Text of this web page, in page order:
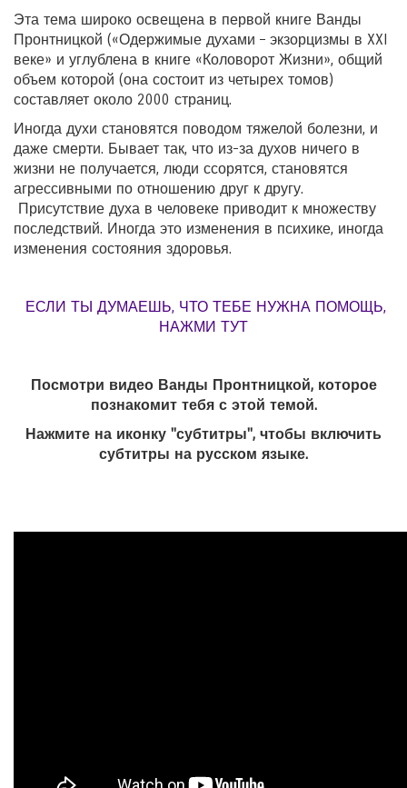
Эта тема широко освещена в первой книге Ванды
Пронтницкой («Одержимые духами – экзорцизмы в XXI
веке» и углублена в книге «Коловорот Жизни», общий
объем которой (она состоит из четырех томов)
составляет около 2000 страниц.
Иногда духи становятся поводом тяжелой болезни, и
даже смерти. Бывает так, что из-за духов ничего в
жизни не получается, люди ссорятся, становятся
агрессивными по отношению друг к другу.
Присутствие духа в человеке приводит к множеству
последствий. Иногда это изменения в психике, иногда
изменения состояния здоровья.
ЕСЛИ ТЫ ДУМАЕШЬ, ЧТО ТЕБЕ НУЖНА ПОМОЩЬ,
НАЖМИ ТУТ
Посмотри видео Ванды Пронтницкой, которое
познакомит тебя с этой темой.
Нажмите на иконку "субтитры", чтобы включить
субтитры на русском языке.